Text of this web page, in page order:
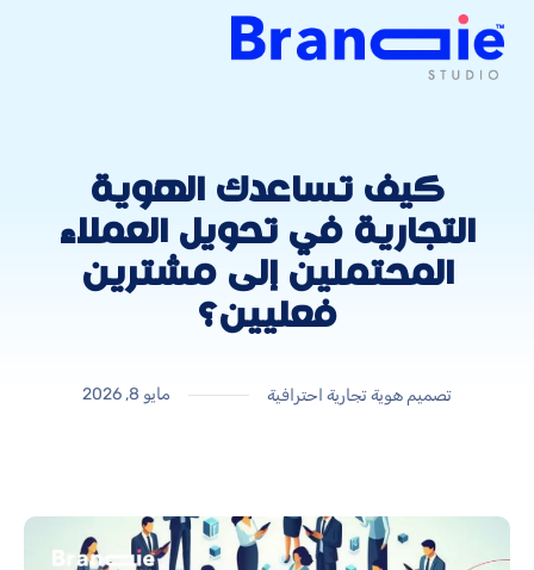
كيف تساعدك الهوية
التجارية في تحويل العملاء
المحتملين إلى مشترين
فعليين؟
تصميم هوية تجارية احترافية مايو 8, 2026